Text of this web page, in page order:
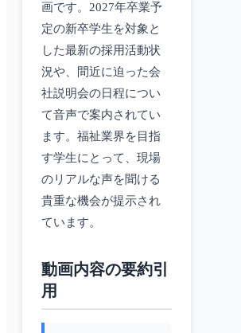
画です。2027年卒業予
定の新卒学生を対象と
した最新の採用活動状
況や、間近に迫った会
社説明会の日程につい
て音声で案内されてい
ます。福祉業界を目指
す学生にとって、現場
のリアルな声を聞ける
貴重な機会が提示され
ています。
動画内容の要約引
用